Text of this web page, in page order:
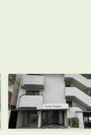
ください。
休日：水曜日）